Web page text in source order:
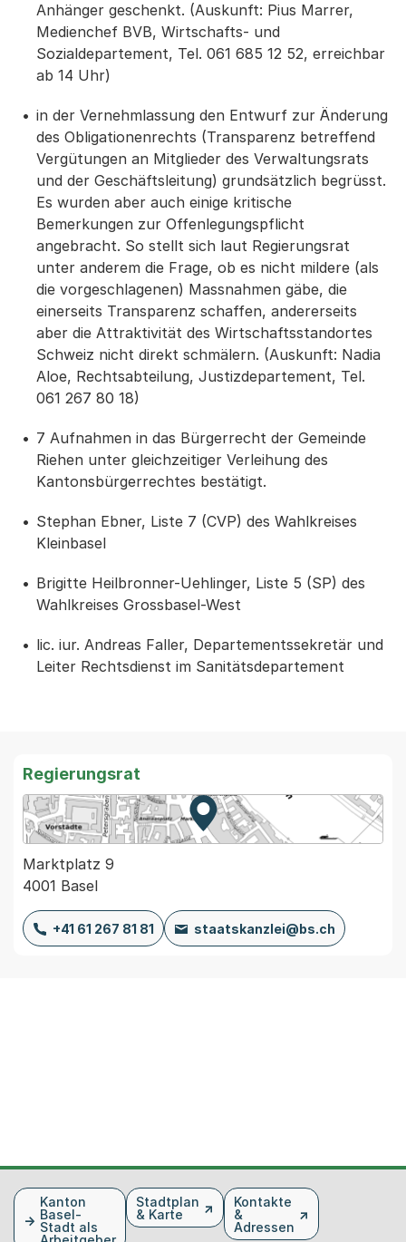
Anhänger geschenkt. (Auskunft: Pius Marrer,
Medienchef BVB, Wirtschafts- und
Sozialdepartement, Tel. 061 685 12 52, erreichbar
ab 14 Uhr)
in der Vernehmlassung den Entwurf zur Änderung
des Obligationenrechts (Transparenz betreffend
Vergütungen an Mitglieder des Verwaltungsrats
und der Geschäftsleitung) grundsätzlich begrüsst.
Es wurden aber auch einige kritische
Bemerkungen zur Offenlegungspflicht
angebracht. So stellt sich laut Regierungsrat
unter anderem die Frage, ob es nicht mildere (als
die vorgeschlagenen) Massnahmen gäbe, die
einerseits Transparenz schaffen, andererseits
aber die Attraktivität des Wirtschaftsstandortes
Schweiz nicht direkt schmälern. (Auskunft: Nadia
Aloe, Rechtsabteilung, Justizdepartement, Tel.
061 267 80 18)
7 Aufnahmen in das Bürgerrecht der Gemeinde
Riehen unter gleichzeitiger Verleihung des
Kantonsbürgerrechtes bestätigt.
Stephan Ebner, Liste 7 (CVP) des Wahlkreises
Kleinbasel
Brigitte Heilbronner-Uehlinger, Liste 5 (SP) des
Wahlkreises Grossbasel-West
lic. iur. Andreas Faller, Departementssekretär und
Leiter Rechtsdienst im Sanitätsdepartement
Regierungsrat
Zur Karte von MapBS.
Externer Link, wird in einem
Marktplatz 9
4001 Basel
+41 61 267 81 81 staatskanzlei@bs.ch
FusszeileKanton
Basel-
Stadt als
Stadtplan
& Karte
Kontakte
&
Adressen